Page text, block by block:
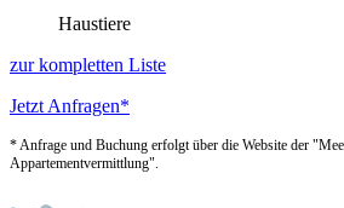
Haustiere
zur kompletten Liste
Jetzt Anfragen*
* Anfrage und Buchung erfolgt über die Website der
Appartementvermittlung".